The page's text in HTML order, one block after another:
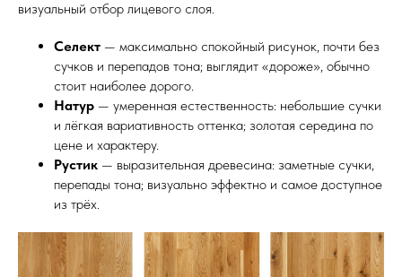
визуальный отбор лицевого слоя.
Селект — максимально спокойный рисунок, почти без
сучков и перепадов тона; выглядит «дороже», обычно
стоит наиболее дорого.
Натур — умеренная естественность: небольшие сучки
и лёгкая вариативность оттенка; золотая середина по
цене и характеру.
Рустик — выразительная древесина: заметные сучки,
перепады тона; визуально эффектно и самое доступное
из трёх.